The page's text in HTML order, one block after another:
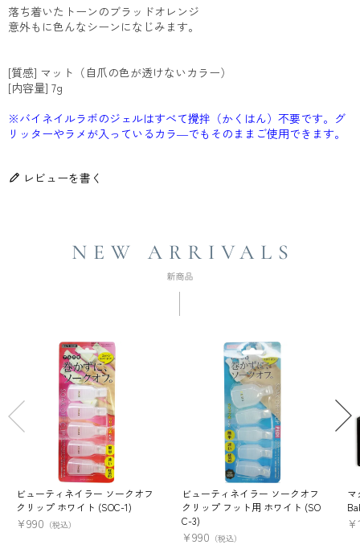
落ち着いたトーンのブラッドオレンジ
意外もに色んなシーンになじみます。
[質感] マット（自爪の色が透けないカラー）
[内容量] 7g
※バイネイルラボのジェルはすべて攪拌（かくはん）不要です。グ
リッターやラメが入っているカラ―でもそのままご使用できます。
レビューを書く
ビューティネイラー ソークオフ
クリップ ホワイト (SOC-1)
¥990 （税込）
ビューティネイラー ソークオフ
クリップ フット用 ホワイト (SO
C-3)
¥990 （税込）
マ
¥